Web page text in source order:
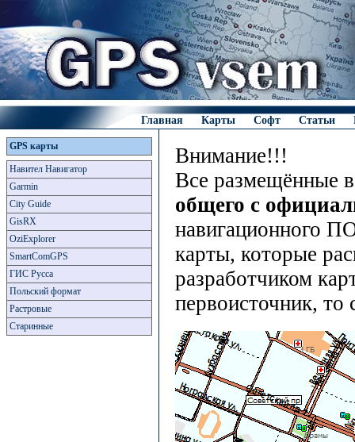
Главная Карты Софт Статьи
GPS карты
Навител Навигатор
Garmin
City Guide
GisRX
OziExplorer
SmartComGPS
ГИС Русса
Польский формат
Растровые
Старинные
Внимание!!!
Все размещённые
общего с
навигационного
карты, которые
разработчиком
первоисточник,